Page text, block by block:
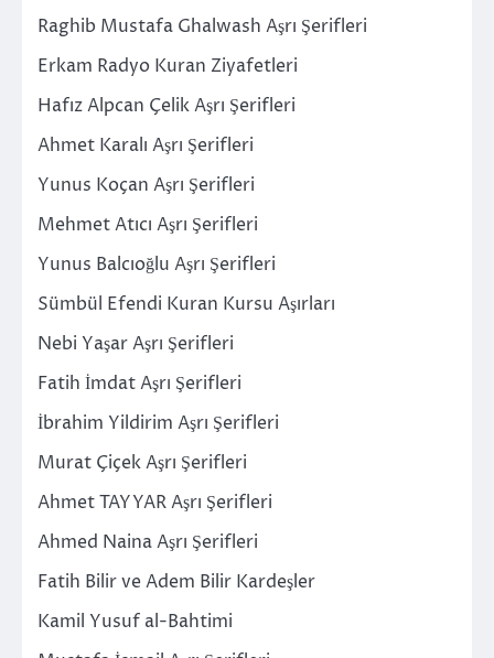
Raghib Mustafa Ghalwash Aşrı Şerifleri
Erkam Radyo Kuran Ziyafetleri
Hafız Alpcan Çelik Aşrı Şerifleri
Ahmet Karalı Aşrı Şerifleri
Yunus Koçan Aşrı Şerifleri
Mehmet Atıcı Aşrı Şerifleri
Yunus Balcıoğlu Aşrı Şerifleri
Sümbül Efendi Kuran Kursu Aşırları
Nebi Yaşar Aşrı Şerifleri
Fatih İmdat Aşrı Şerifleri
İbrahim Yildirim Aşrı Şerifleri
Murat Çiçek Aşrı Şerifleri
Ahmet TAYYAR Aşrı Şerifleri
Ahmed Naina Aşrı Şerifleri
Fatih Bilir ve Adem Bilir Kardeşler
Kamil Yusuf al-Bahtimi